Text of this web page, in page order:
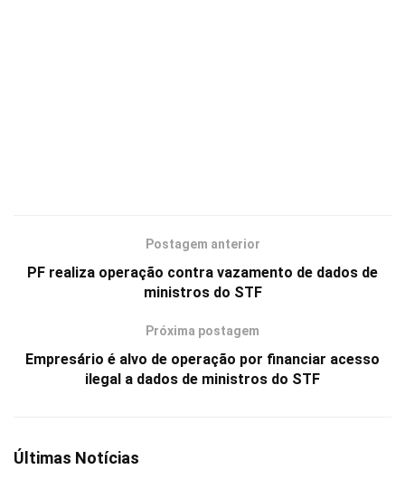
Postagem anterior
PF realiza operação contra vazamento de dados de
ministros do STF
Próxima postagem
Empresário é alvo de operação por financiar acesso
ilegal a dados de ministros do STF
Últimas Notícias